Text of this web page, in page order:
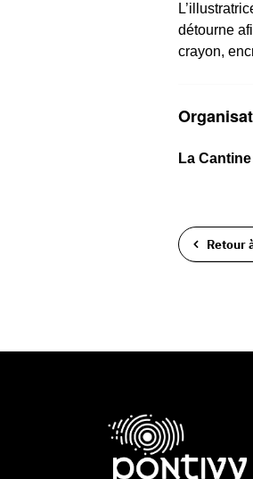
détourne
crayon,
La
Retour